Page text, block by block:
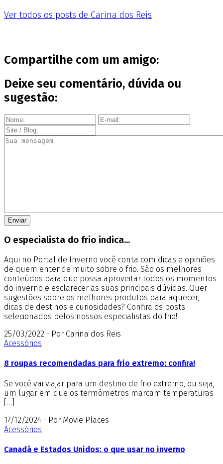
Ver todos os posts de Carina dos Reis
Compartilhe com um amigo:
Deixe seu comentário, dúvida ou
sugestão:
O especialista do frio indica...
Aqui no Portal de Inverno você conta com dicas e opiniões
de quem entende muito sobre o frio. São os melhores
conteúdos para que possa aproveitar todos os momentos
do inverno e esclarecer as suas principais dúvidas. Quer
sugestões sobre os melhores produtos para aquecer,
dicas de destinos e curiosidades? Confira os posts
selecionados pelos nossos especialistas do frio!
25/03/2022 - Por Carina dos Reis
Acessórios
8 roupas recomendadas para frio extremo: confira!
Se você vai viajar para um destino de frio extremo, ou seja,
um lugar em que os termômetros marcam temperaturas
[…]
17/12/2024 - Por Movie Places
Acessórios
Canadá e Estados Unidos: o que usar no inverno